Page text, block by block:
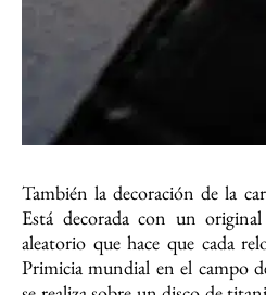
También la decoración de la
Está decorada con un
aleatorio que hace que cada
Primicia mundial en el campo